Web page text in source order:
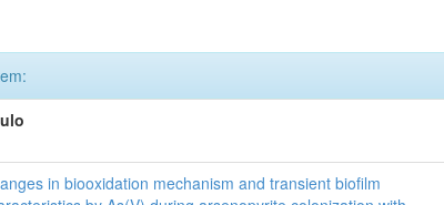
in biooxidation mechanism and transient biofilm